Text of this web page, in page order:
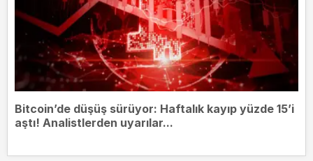
Bitcoin’de düşüş sürüyor: Haftalık kayıp yüzde 15’i
aştı! Analistlerden uyarılar...